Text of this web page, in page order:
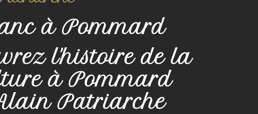
à Pommard
l'histoire de la
à Pommard
Patriarche